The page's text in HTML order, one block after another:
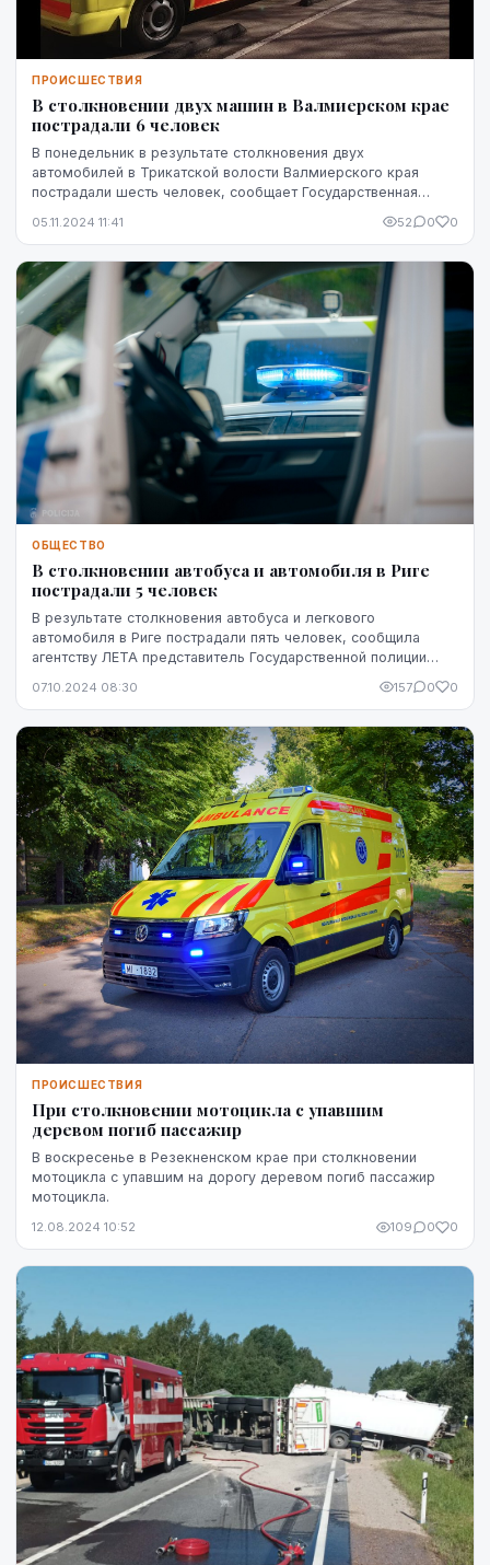
ПРОИСШЕСТВИЯ
В столкновении двух машин в Валмиерском крае
пострадали 6 человек
В понедельник в результате столкновения двух
автомобилей в Трикатской волости Валмиерского края
пострадали шесть человек, сообщает Государственная
05.11.2024 11:41 52 0 0
ОБЩЕСТВО
В столкновении автобуса и автомобиля в Риге
пострадали 5 человек
В результате столкновения автобуса и легкового
автомобиля в Риге пострадали пять человек, сообщила
агентству ЛЕТА представитель Государственной полиции
07.10.2024 08:30 157 0 0
ПРОИСШЕСТВИЯ
При столкновении мотоцикла с упавшим
деревом погиб пассажир
В воскресенье в Резекненском крае при столкновении
мотоцикла с упавшим на дорогу деревом погиб пассажир
мотоцикла.
12.08.2024 10:52 109 0 0